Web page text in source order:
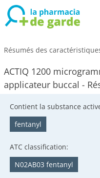
Résumés des
ACTIQ 1200
applicateur buccal -
Contient la substance
fentanyl
ATC classification:
N02AB03 fentanyl